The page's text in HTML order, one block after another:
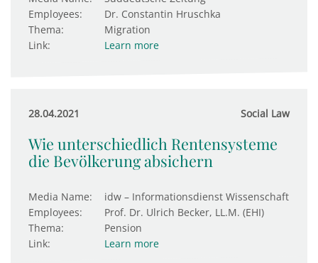
Employees:
Dr. Constantin Hruschka
Thema:
Migration
Link:
Learn more
28.04.2021 Social Law
Wie unterschiedlich Rentensysteme
die Bevölkerung absichern
Media Name:
idw – Informationsdienst Wissenschaft
Employees:
Prof. Dr. Ulrich Becker, LL.M. (EHI)
Thema:
Pension
Link:
Learn more